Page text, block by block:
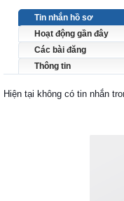
Tin nhắn hồ sơ
Hoạt động gần đây
Các bài đăng
Thông tin
Hiện tại không có tin nhắn